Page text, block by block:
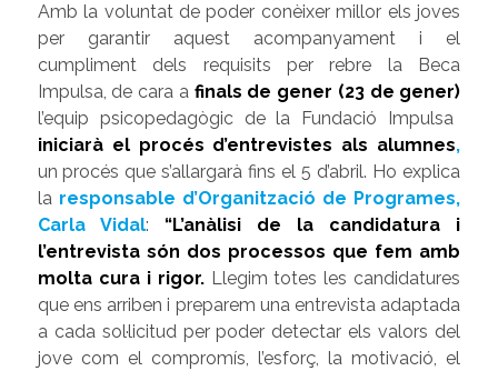
Amb la voluntat de poder conèixer millor els joves
per garantir aquest acompanyament i el
cumpliment dels requisits per rebre la Beca
Impulsa, de cara a finals de gener (23 de gener)
l’equip psicopedagògic de la Fundació Impulsa
iniciarà el procés d’entrevistes als alumnes,
un procés que s’allargarà fins el 5 d’abril. Ho explica
la responsable d’Organització de Programes,
Carla Vidal: “L’anàlisi de la candidatura i
l’entrevista són dos processos que fem amb
molta cura i rigor. Llegim totes les candidatures
que ens arriben i preparem una entrevista adaptada
a cada sol·licitud per poder detectar els valors del
jove com el compromís, l’esforç, la motivació, el